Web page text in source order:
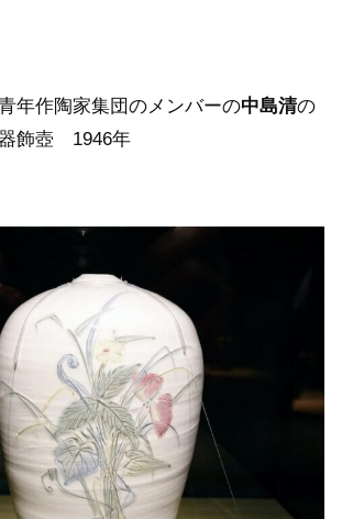
年作陶家集団のメンバーの中島清の
飾壺 1946年